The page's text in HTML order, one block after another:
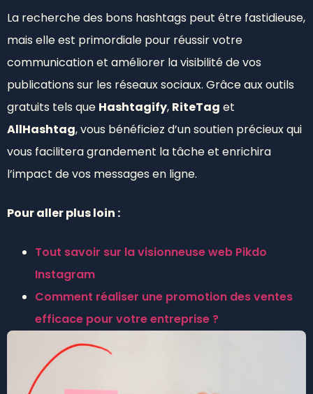
La recherche des bons hashtags peut être fastidieuse,
mais elle est primordiale pour réussir votre
communication et améliorer la visibilité de vos
publications sur les réseaux sociaux. Grâce aux outils
gratuits tels que Hashtagify, RiteTag et
AllHashtag, vous bénéficiez d’un soutien précieux qui
vous facilitera grandement la tâche et enrichira
l’impact de vos messages en ligne.
Pour aller plus loin :
Tout savoir sur la visionneuse web Pikdo
Instagram
Comment réaliser une promotion des ventes
efficace pour votre entreprise ?